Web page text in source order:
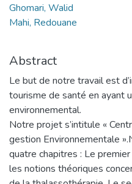
Ghomari, Walid
Mahi, Redouane
Abstract
Le but de notre travail est
tourisme de santé en ayant
environnemental.
Notre projet s’intitule «
gestion Environnementale
quatre chapitres : Le
les notions théoriques